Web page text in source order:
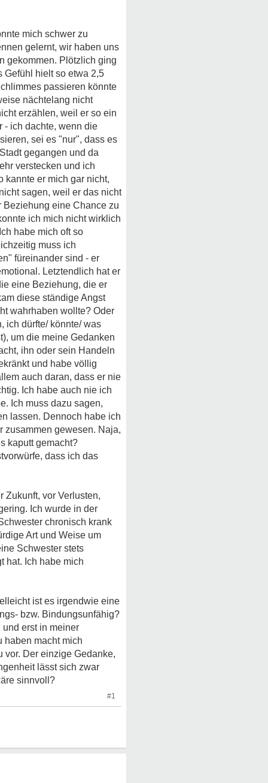
mich schwer zu
gelernt, wir haben uns
gekommen. Plötzlich ging
Gefühl hielt so etwa 2,5
passieren könnte
nächtelang nicht
erzählen, weil er so ein
- ich dachte, wenn die
sei es "nur", dass es
gegangen und da
verstecken und ich
kannte er mich gar nicht,
sagen, weil er das nicht
Beziehung eine Chance zu
ich mich nicht wirklich
habe mich oft so
muss ich
füreinander sind - er
Letztendlich hat er
eine Beziehung, die er
diese ständige Angst
wahrhaben wollte? Oder
ich dürfte/ könnte/ was
um die meine Gedanken
ihn oder sein Handeln
und habe völlig
auch daran, dass er nie
Ich habe auch nie ich
Ich muss dazu sagen,
lassen. Dennoch habe ich
zusammen gewesen. Naja,
kaputt gemacht?
dass ich das
Zukunft, vor Verlusten,
Ich wurde in der
chronisch krank
Art und Weise um
Schwester stets
hat. Ich habe mich
ist es irgendwie eine
bzw. Bindungsunfähig?
erst in meiner
haben macht mich
vor. Der einzige Gedanke,
lässt sich zwar
sinnvoll?
#1